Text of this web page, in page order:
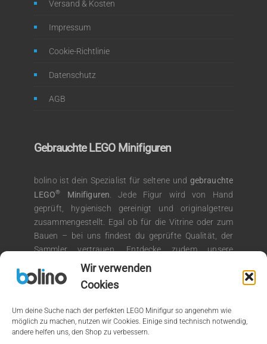
Wir verwenden
Cookies
Um deine Suche nach der perfekten LEGO Minifigur so angenehm wie
möglich zu machen, nutzen wir Cookies. Einige sind technisch notwendig,
andere helfen uns, den Shop zu verbessern.
Versand & Kosten
Impressum
Cookie-Richtlinie
Datenschutz
AGB
Gebrauchte LEGO Minifiguren
bolino ist dein Spezialist für seltene und gebrauchte
LEGO® Minifiguren. Jede Figur wird von Hand
geprüft, hygienisch gereinigt und originalgetreu
zusammengestellt. Egal ob für die Vitrine oder zum
Bauen – bei uns findest du geprüfte Qualität, der
Sammler vertrauen. Entdecke zudem unsere
Auswahl an LEGO Kiloware für kreative
Bauprojekte.